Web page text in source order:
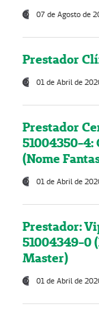
07 de Agosto de
Prestador
01 de Abril de
Prestador
51004350-
(Nome
01 de Abril de
Prestador:
51004349-0
Master)
01 de Abril de